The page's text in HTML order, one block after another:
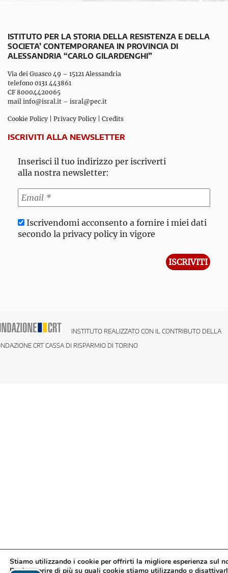
ISTITUTO PER LA STORIA DELLA RESISTENZA E DELLA
SOCIETA’ CONTEMPORANEA IN PROVINCIA DI
ALESSANDRIA “CARLO GILARDENGHI”
Via dei Guasco 49 – 15121 Alessandria
telefono 0131 443861
CF 80004420065
mail info@isral.it – isral@pec.it
Cookie Policy Privacy Policy Credits
ISCRIVITI ALLA NEWSLETTER
Inserisci il tuo indirizzo per iscriverti
alla nostra newsletter:
Iscrivendomi acconsento a fornire i miei dati
secondo la privacy policy in vigore
INSTITUTO REALIZZATO CON IL CONTRIBUTO DELLA
CRT CASSA DI RISPARMIO DI TORINO
Stiamo utilizzando i cookie per offrirti la migliore esperienza sul
Puoi scoprire di più su quali cookie stiamo utilizzando o